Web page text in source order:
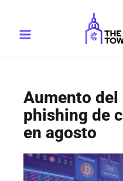
contenido
Menu
Aumento del
phishing de
en agosto